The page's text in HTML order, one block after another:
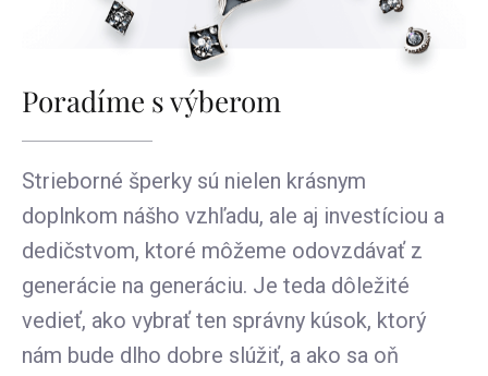
Poradíme s výberom
Strieborné šperky sú nielen krásnym
doplnkom nášho vzhľadu, ale aj investíciou a
dedičstvom, ktoré môžeme odovzdávať z
generácie na generáciu. Je teda dôležité
vedieť, ako vybrať ten správny kúsok, ktorý
nám bude dlho dobre slúžiť, a ako sa oň